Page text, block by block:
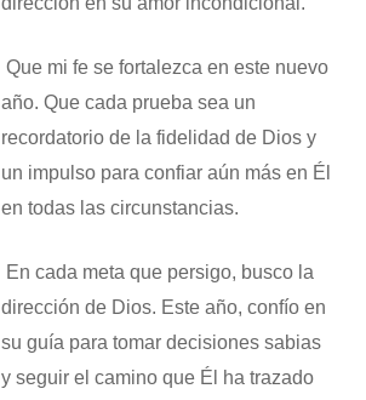
​ Que mi fe se fortalezca en este nuevo
año. Que cada prueba sea un
recordatorio de la fidelidad de Dios y
un impulso para confiar aún más en Él
en todas las circunstancias.
​ En cada meta que persigo, busco la
dirección de Dios. Este año, confío en
su guía para tomar decisiones sabias
y seguir el camino que Él ha trazado